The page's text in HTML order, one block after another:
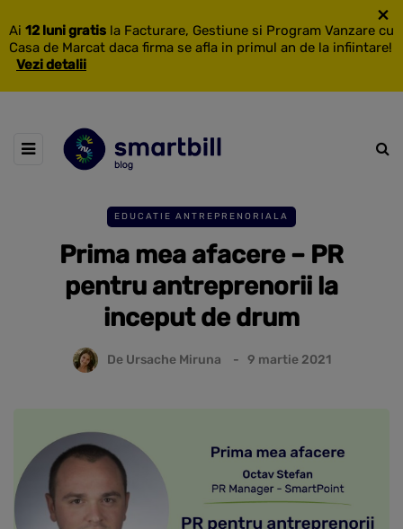
Ai 12 luni gratis la Facturare, Gestiune si Program Vanzare cu
Casa de Marcat daca firma se afla in primul an de la infiintare!
Vezi detalii
×
EDUCATIE ANTREPRENORIALA
Prima mea afacere – PR
pentru antreprenorii la
inceput de drum
De Ursache Miruna 9 martie 2021